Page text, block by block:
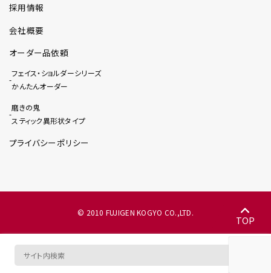
採用情報
会社概要
オーダー品依頼
フェイス・ショルダーシリーズ
かんたんオーダー
磨きの鬼
スティック異形状タイプ
プライバシーポリシー
© 2010 FUJIGEN KOGYO CO.,LTD.
TOP